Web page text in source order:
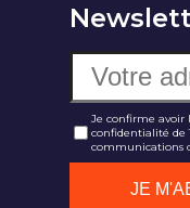
Je confirme avoir
confidentialité de
communications